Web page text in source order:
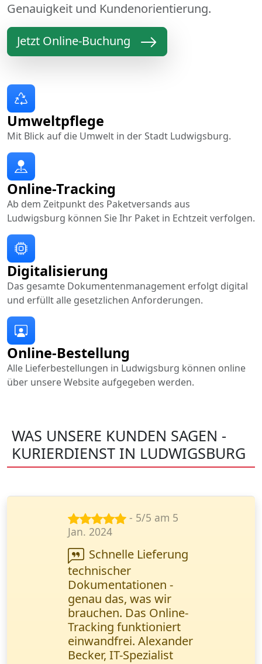
Genauigkeit und Kundenorientierung.
Jetzt Online-Buchung
Online-Bestellung
Alle Lieferbestellungen in Ludwigsburg können online
über unsere Website aufgegeben werden.
Online-Tracking
Ab dem Zeitpunkt des Paketversands aus
Ludwigsburg können Sie Ihr Paket in Echtzeit verfolgen.
Digitalisierung
Das gesamte Dokumentenmanagement erfolgt digital
und erfüllt alle gesetzlichen Anforderungen.
Umweltpflege
Mit Blick auf die Umwelt in der Stadt Ludwigsburg.
WAS UNSERE KUNDEN SAGEN -
KURIERDIENST IN LUDWIGSBURG
- 4/5 am 18
Okt. 2024
Lieferung von
Autoteilen auf 2
Paletten in eine andere
Stadt. Alles pünktlich,
der Fahrer hat beim
Abladen geholfen.
Preis etwas hoch, aber
top Qualität